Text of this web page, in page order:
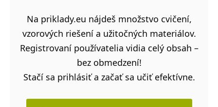
Na priklady.eu nájdeš množstvo cvičení,
vzorových riešení a užitočných materiálov.
Registrovaní používatelia vidia celý obsah –
bez obmedzení!
Stačí sa prihlásiť a začať sa učiť efektívne.